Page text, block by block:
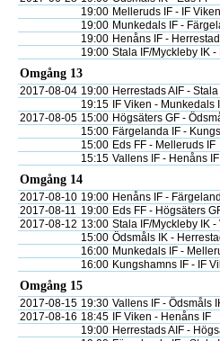
19:00 Melleruds IF - IF Viken
19:00 Munkedals IF -
19:00 Henåns IF -
19:00 Stala IF/Myckleby IK
Omgång 13
2017-08-04 19:00 Herrestads AIF -
19:15
IF Viken - Munkedals
2017-08-05 15:00 Högsäters GF -
15:00 Färgelanda IF -
15:00 Eds FF - Melleruds IF
15:15 Vallens IF - Henåns IF
Omgång 14
2017-08-10 19:00 Henåns IF -
2017-08-11 19:00 Eds FF - Högsäters
2017-08-12 13:00 Stala IF/Myckleby IK -
15:00 Ödsmåls IK -
16:00 Munkedals IF -
16:00 Kungshamns IF - IF
Omgång 15
2017-08-15 19:30 Vallens IF - Ödsmåls
2017-08-16 18:45 IF Viken - Henåns IF
19:00 Herrestads AIF -